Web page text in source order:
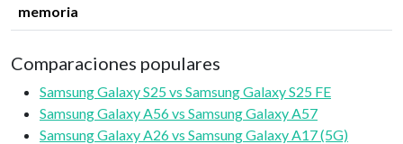
memoria
Comparaciones populares
Samsung Galaxy S25 vs Samsung Galaxy S25 FE
Samsung Galaxy A56 vs Samsung Galaxy A57
Samsung Galaxy A26 vs Samsung Galaxy A17 (5G)